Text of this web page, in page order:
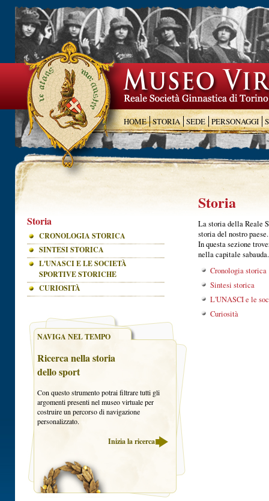
HOME STORIA SEDE PERSONAGGI
Storia
CRONOLOGIA STORICA
SINTESI STORICA
L'UNASCI E LE SOCIETÀ
SPORTIVE STORICHE
CURIOSITÀ
NAVIGA NEL TEMPO
Ricerca nella storia
dello sport
Con questo strumento potrai filtrare tutti gli
argomenti presenti nel museo virtuale per
costruire un percorso di navigazione
personalizzato.
Inizia la ricerca
Storia
La storia della Reale
storia del nostro paese.
In questa sezione
nella capitale sabauda.
Cronologia storica
Sintesi storica
L'UNASCI e le
Curiosità